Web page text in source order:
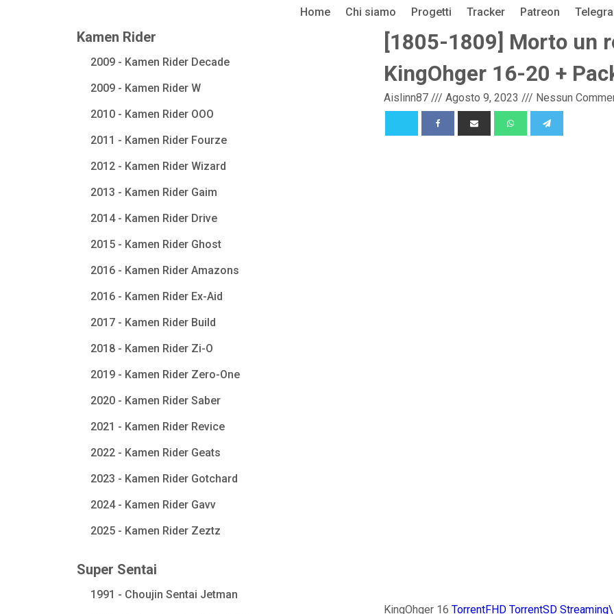
Home Chi siamo Progetti Tracker Patreon
Kamen Rider
2009 - Kamen Rider Decade
2009 - Kamen Rider W
2010 - Kamen Rider OOO
2011 - Kamen Rider Fourze
2012 - Kamen Rider Wizard
2013 - Kamen Rider Gaim
2014 - Kamen Rider Drive
2015 - Kamen Rider Ghost
2016 - Kamen Rider Amazons
2016 - Kamen Rider Ex-Aid
2017 - Kamen Rider Build
2018 - Kamen Rider Zi-O
2019 - Kamen Rider Zero-One
2020 - Kamen Rider Saber
2021 - Kamen Rider Revice
2022 - Kamen Rider Geats
2023 - Kamen Rider Gotchard
2024 - Kamen Rider Gavv
2025 - Kamen Rider Zeztz
Super Sentai
1991 - Choujin Sentai Jetman
[1805-1809] Morto un
KingOhger 16-20 +
Aislinn87 /// Agosto 9, 2023 /// Nessun
KingOhger 16 TorrentFHD TorrentSD